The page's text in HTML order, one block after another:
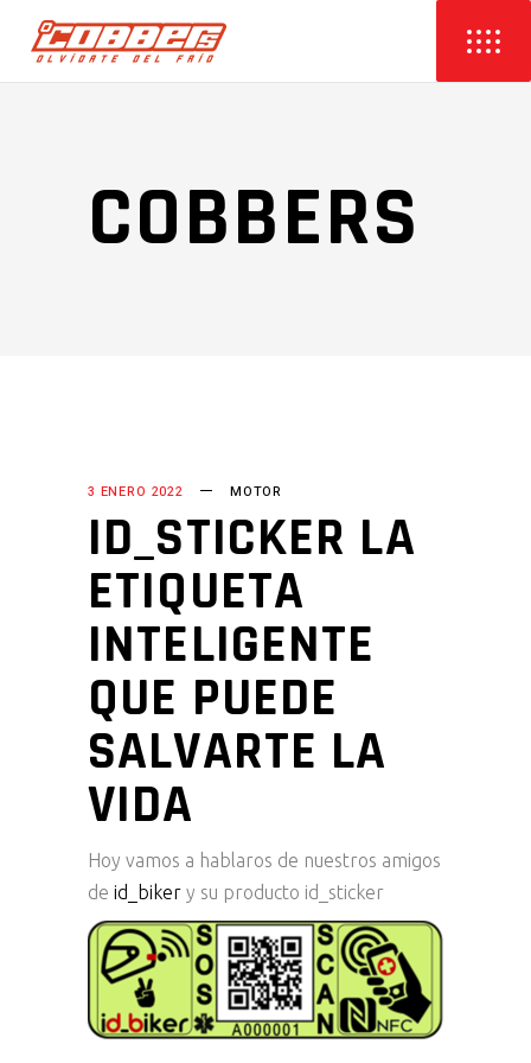
COBBERS
3 ENERO 2022 MOTOR
ID_STICKER LA
ETIQUETA
INTELIGENTE
QUE PUEDE
SALVARTE LA
VIDA
Hoy vamos a hablaros de nuestros amigos
de id_biker y su producto id_sticker